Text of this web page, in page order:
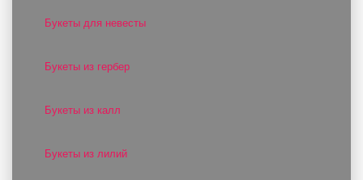
Букеты для невесты
Букеты из гербер
Букеты из калл
Букеты из лилий